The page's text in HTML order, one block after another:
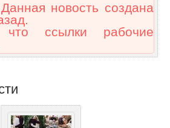
Данная новость создана
что ссылки рабочие